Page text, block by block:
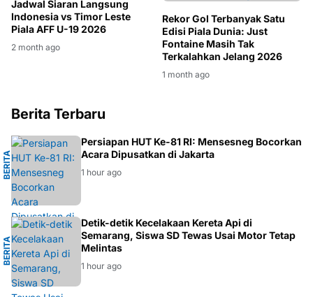
Jadwal Siaran Langsung
Indonesia vs Timor Leste
Piala AFF U-19 2026
2 month ago
Rekor Gol Terbanyak Satu
Edisi Piala Dunia: Just
Fontaine Masih Tak
Terkalahkan Jelang 2026
1 month ago
Berita Terbaru
B
E
R
I
T
A
N
A
S
I
O
N
AL
Persiapan HUT Ke-81 RI: Mensesneg Bocorkan
Acara Dipusatkan di Jakarta
1 hour ago
B
E
R
I
T
A
S
E
M
A
R
A
NG
Detik-detik Kecelakaan Kereta Api di
Semarang, Siswa SD Tewas Usai Motor Tetap
Melintas
1 hour ago